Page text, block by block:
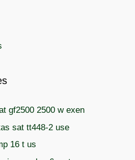
gf2500 2500 w exen
sat tt448-2 use
16 t us